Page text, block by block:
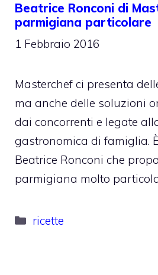
Beatrice Ronconi di
parmigiana particolare
1 Febbraio 2016
Masterchef ci presenta
ma anche delle soluzioni
dai concorrenti e legate
gastronomica di famiglia.
Beatrice Ronconi che
parmigiana molto
Categorie
ricette